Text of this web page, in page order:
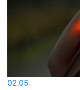
02.05.